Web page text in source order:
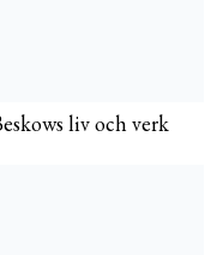
liv och verk